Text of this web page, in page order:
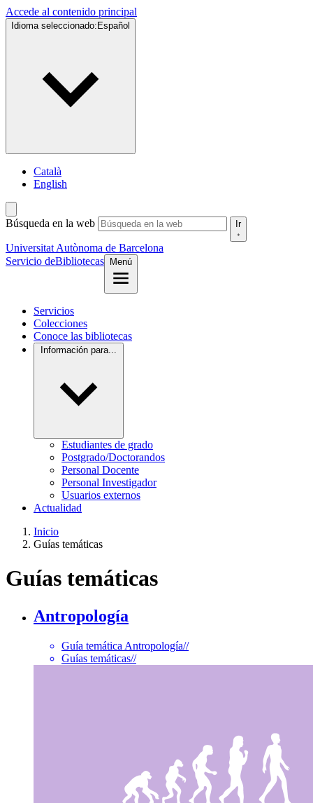
Accede al contenido principal
Idioma seleccionado: Español
Català
English
Búsqueda en la web Ir
Universitat Autònoma de Barcelona
Servicio deBibliotecas Menú
Servicios
Colecciones
Conoce las bibliotecas
Información para...
Estudiantes de grado
Postgrado/Doctorandos
Personal Docente
Personal Investigador
Usuarios externos
Actualidad
Inicio
Guías temáticas
Guías temáticas
Antropología
Guía temática Antropología//
Guías temáticas//